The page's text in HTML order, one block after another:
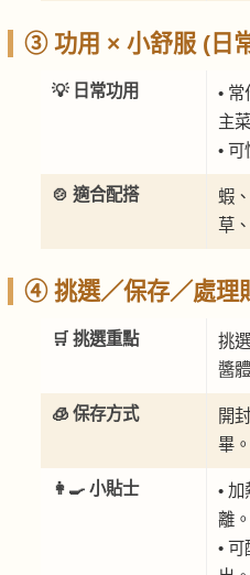
③ 功用 × 小舒服 (日
💡 日常功用
•
主
•
🍲 適合配搭
蝦
草
④ 挑選／保存／處理
🛒 挑選重點
挑
醬
🧊 保存方式
開
畢。
👩‍🍳 小貼士
•
離。
•